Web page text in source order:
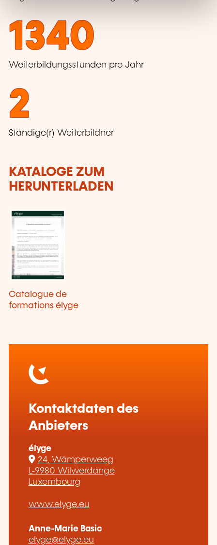
1340
Weiterbildungsstunden pro Jahr
2
Ständige(r) Weiterbildner
KATALOGE ZUM
HERUNTERLADEN
Catalogue de
formations élyge
Kontaktdaten des
Anbieters
élyge
24, Wämperweeg
L-9980 Wilwerdange
Luxembourg
www.elyge.eu
Anne-Marie Basic
elyge@elyge.eu